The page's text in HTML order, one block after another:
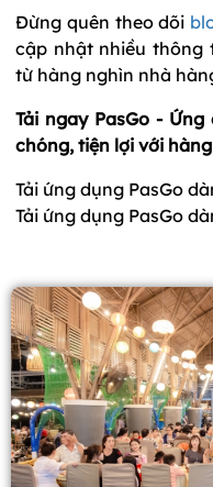
Đừng quên theo dõi
cập nhật nhiều thông
từ hàng nghìn nhà
Tải ngay PasGo -
chóng, tiện lợi với
Tải ứng dụng PasGo
Tải ứng dụng PasGo